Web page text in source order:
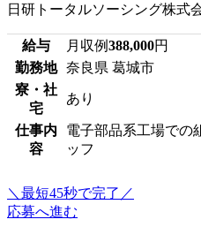
日研トータルソーシング株式
給与 月収例388,000円
勤務地 奈良県 葛城市
寮・社
宅
あり
仕事内
容
電子部品系工場での
ッフ
＼最短45秒で完了／
応募へ進む